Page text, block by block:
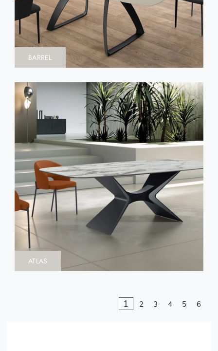
BARREL
ATLAS
1 2 3 4 5 6